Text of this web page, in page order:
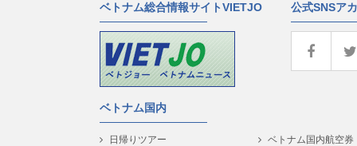
ベトナム総合情報サイトVIETJO 公式SNSア
ベトナム国内
日帰りツアー
ベトナム国内航空券